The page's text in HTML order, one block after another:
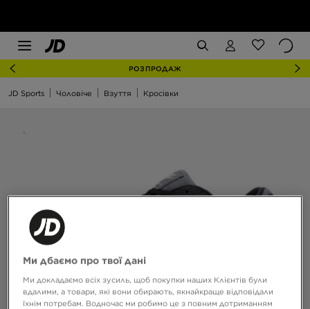
РОЗПРОДАЖ
JD Sports Чоловіче Взуття Кросівки
Ми дбаємо про твої дані
Ми докладаємо всіх зусиль, щоб покупки наших Клієнтів були
вдалими, а товари, які вони обирають, якнайкраще відповідали
їхнім потребам. Водночас ми робимо це з повним дотриманням